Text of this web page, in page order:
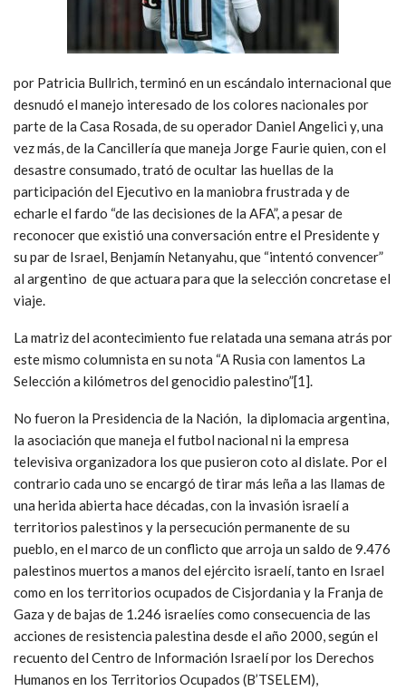
por Patricia Bullrich, terminó en un escándalo internacional que
desnudó el manejo interesado de los colores nacionales por
parte de la Casa Rosada, de su operador Daniel Angelici y, una
vez más, de la Cancillería que maneja Jorge Faurie quien, con el
desastre consumado, trató de ocultar las huellas de la
participación del Ejecutivo en la maniobra frustrada y de
echarle el fardo “de las decisiones de la AFA”, a pesar de
reconocer que existió una conversación entre el Presidente y
su par de Israel, Benjamín Netanyahu, que “intentó convencer”
al argentino de que actuara para que la selección concretase el
viaje.
La matriz del acontecimiento fue relatada una semana atrás por
este mismo columnista en su nota “A Rusia con lamentos La
Selección a kilómetros del genocidio palestino”[1].
No fueron la Presidencia de la Nación, la diplomacia argentina,
la asociación que maneja el futbol nacional ni la empresa
televisiva organizadora los que pusieron coto al dislate. Por el
contrario cada uno se encargó de tirar más leña a las llamas de
una herida abierta hace décadas, con la invasión israelí a
territorios palestinos y la persecución permanente de su
pueblo, en el marco de un conflicto que arroja un saldo de 9.476
palestinos muertos a manos del ejército israelí, tanto en Israel
como en los territorios ocupados de Cisjordania y la Franja de
Gaza y de bajas de 1.246 israelíes como consecuencia de las
acciones de resistencia palestina desde el año 2000, según el
recuento del Centro de Información Israelí por los Derechos
Humanos en los Territorios Ocupados (B’TSELEM),